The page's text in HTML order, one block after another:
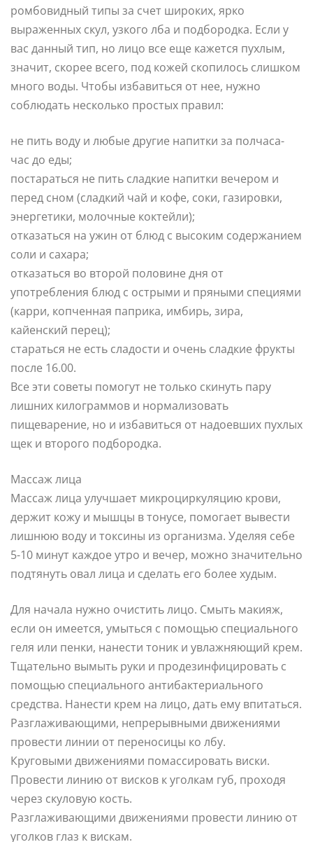
ромбовидный типы за счет широких, ярко
выраженных скул, узкого лба и подбородка. Если у
вас данный тип, но лицо все еще кажется пухлым,
значит, скорее всего, под кожей скопилось слишком
много воды. Чтобы избавиться от нее, нужно
соблюдать несколько простых правил:
не пить воду и любые другие напитки за полчаса-
час до еды;
постараться не пить сладкие напитки вечером и
перед сном (сладкий чай и кофе, соки, газировки,
энергетики, молочные коктейли);
отказаться на ужин от блюд с высоким содержанием
соли и сахара;
отказаться во второй половине дня от
употребления блюд с острыми и пряными специями
(карри, копченная паприка, имбирь, зира,
кайенский перец);
стараться не есть сладости и очень сладкие фрукты
после 16.00.
Все эти советы помогут не только скинуть пару
лишних килограммов и нормализовать
пищеварение, но и избавиться от надоевших пухлых
щек и второго подбородка.
Массаж лица
Массаж лица улучшает микроциркуляцию крови,
держит кожу и мышцы в тонусе, помогает вывести
лишнюю воду и токсины из организма. Уделяя себе
5-10 минут каждое утро и вечер, можно значительно
подтянуть овал лица и сделать его более худым.
Для начала нужно очистить лицо. Смыть макияж,
если он имеется, умыться с помощью специального
геля или пенки, нанести тоник и увлажняющий крем.
Тщательно вымыть руки и продезинфицировать с
помощью специального антибактериального
средства. Нанести крем на лицо, дать ему впитаться.
Разглаживающими, непрерывными движениями
провести линии от переносицы ко лбу.
Круговыми движениями помассировать виски.
Провести линию от висков к уголкам губ, проходя
через скуловую кость.
Разглаживающими движениями провести линию от
уголков глаз к вискам.